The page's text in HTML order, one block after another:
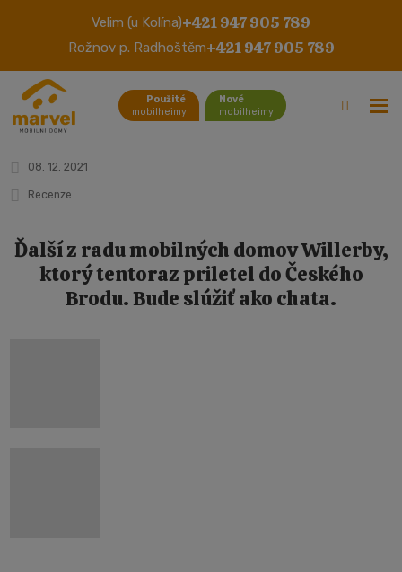
Velim (u Kolína)+421 947 905 789
Rožnov p. Radhoštěm+421 947 905 789
Použité
mobilheimy
Nové
mobilheimy
Mobilheim Richmond
(Český Brod)
08. 12. 2021
Recenze
Ďalší z radu mobilných domov Willerby,
ktorý tentoraz priletel do Českého
Brodu. Bude slúžiť ako chata.